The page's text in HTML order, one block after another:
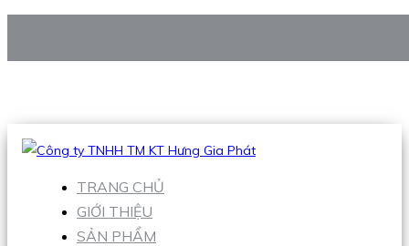
Hotline:0938 906 663
TRANG CHỦ
GIỚI THIỆU
SẢN PHẨM